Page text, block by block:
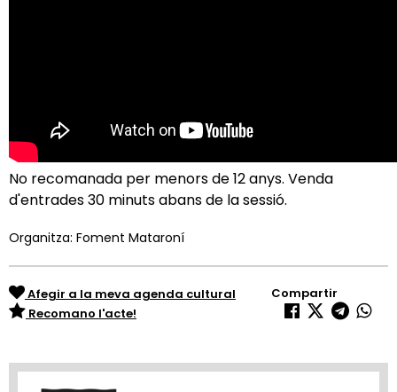
No recomanada per menors de 12 anys. Venda
d'entrades 30 minuts abans de la sessió.
Organitza: Foment Mataroní
Afegir a la meva agenda cultural
Recomano l'acte!
Compartir